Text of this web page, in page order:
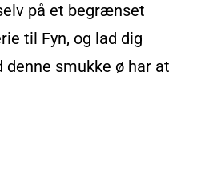
på et begrænset
til Fyn, og lad dig
denne smukke ø har at